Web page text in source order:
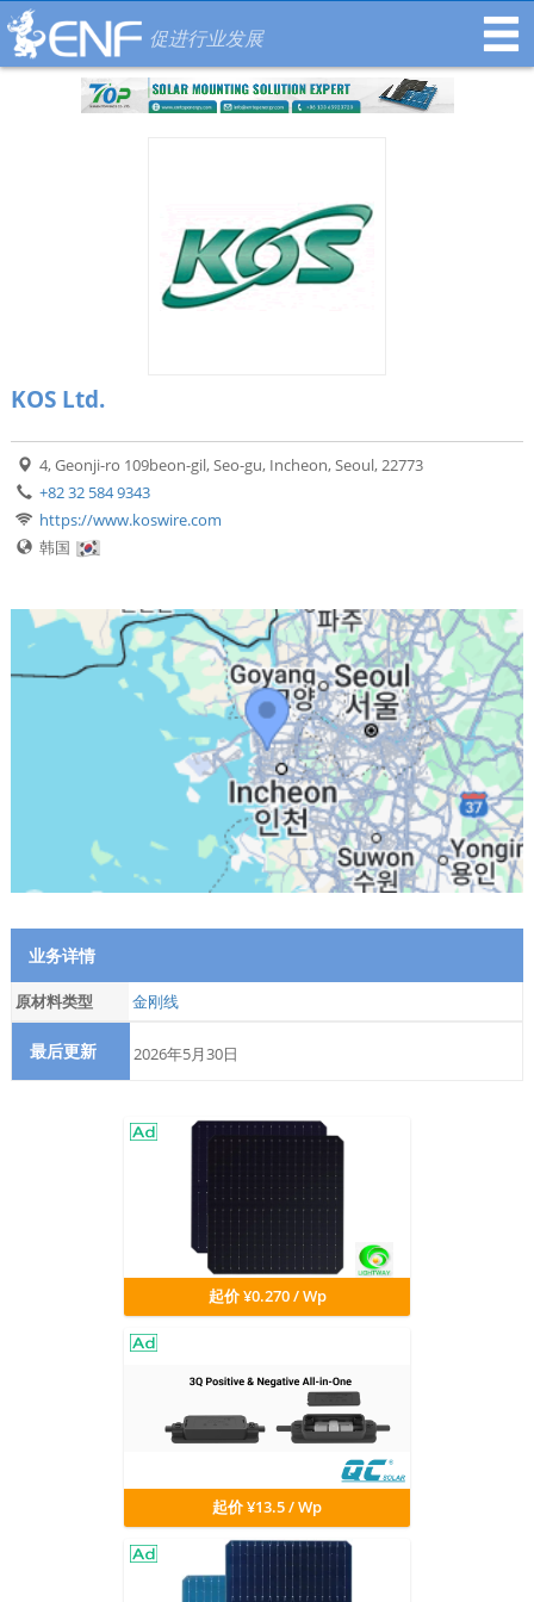
促进行业发展
KOS Ltd.
4, Geonji-ro 109beon-gil, Seo-gu, Incheon, Seoul, 22773
+82 32 584 9343
https://www.koswire.com
韩国
业务详情
原材料类型 金刚线
最后更新 2026年5月30日
起价 ¥0.270 / Wp
起价 ¥13.5 / Wp